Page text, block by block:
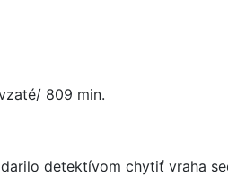
809 min.
detektívom chytiť vraha